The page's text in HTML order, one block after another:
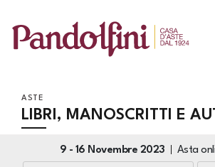
ASTE
LIBRI, MANOSCRITTI E
9 - 16 Novembre 2023 Asta